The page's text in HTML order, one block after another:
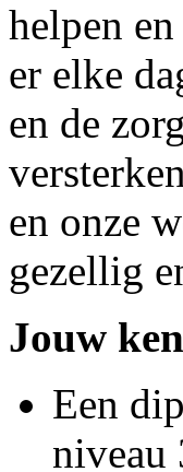
helpen
er elke
en de
en onze
gezellig
Jouw
Een
niveau